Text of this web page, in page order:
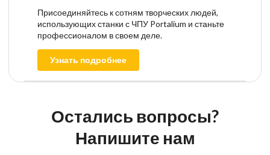
Присоединяйтесь к сотням творческих людей,
использующих станки с ЧПУ Portalium и станьте
профессионалом в своем деле.
Узнать подробнее
Остались вопросы?
Напишите нам